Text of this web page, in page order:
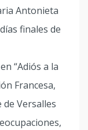
Antonieta
finales de
“Adiós a la
Francesa,
Versalles